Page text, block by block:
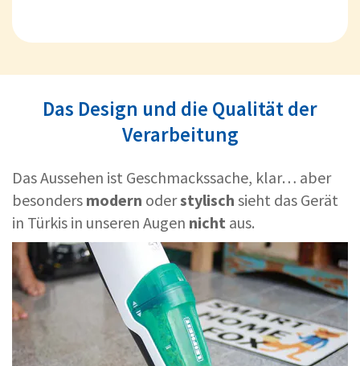
Das Design und die Qualität der
Verarbeitung
Das Aussehen ist Geschmackssache, klar… aber
besonders modern oderstylisch sieht das Gerät
in Türkis in unseren Augen nicht aus.